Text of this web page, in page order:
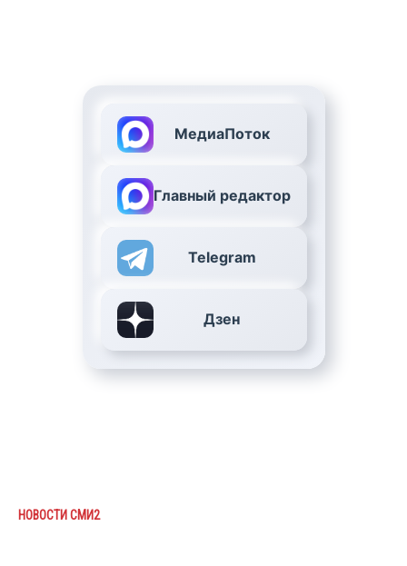
МедиаПоток
Главный редактор
Telegram
Дзен
НОВОСТИ СМИ2